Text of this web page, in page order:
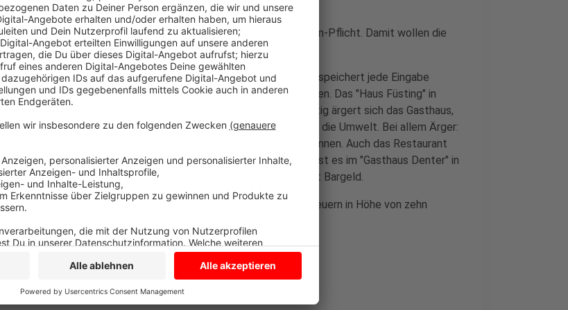
Der Gasthof reagiert damit unter anderem auf die neue Kassenbon-Pflicht. Damit wollen die
Finanzbehörden Steuerbetrüger schneller entlarven.
Zu dem neuen Gesetz gehört auch ein neues Kassensystem. Das speichert jede Eingabe
mehrfach ab. Das soll ausschließen, dass Wirte Kassen manipulieren. Das "Haus Füsting" in
Havixbeck hat das System jetzt ganz neu angeschafft. Gleichzeitig ärgert sich das Gasthaus,
die Bonpflicht sei unnötig und der zusätzliche Papierwust belaste die Umwelt. Bei allem Ärger:
Kunden sollen hier trotzdem weiterhin auch mit Bargeld zahlen können. Auch das Restaurant
"Zum Coesfelder Berg" in Coesfeld will daran festhalten. Ähnlich ist es im "Gasthaus Denter" in
Nottuln. Vor allem an der Theke zahlen hier viele Gäste ihr Bier mit Bargeld.
Der Bundesrechnungshof schätzt, dass an den Kassen jährlich Steuern in Höhe von zehn
Anzeige